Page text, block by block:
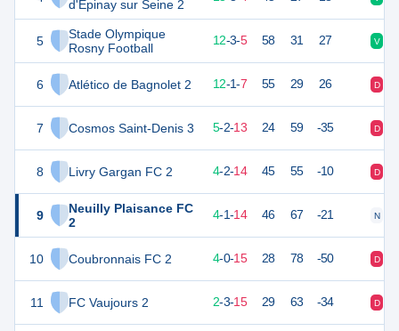
d'Epinay sur Seine 2
5
Stade Olympique
Rosny Football
6 Atlético de Bagnolet 2
7 Cosmos Saint-Denis 3
8 Livry Gargan FC 2
9
Neuilly Plaisance FC
2
10 Coubronnais FC 2
11 FC Vaujours 2
38 12-3-5 58 31 27 V
36 20 12-1-7 55 29 26 D
16 20 5-2-13 24 59 -35 D
14 4-2-14 45 55 -10 D
13 19 4-1-14 46 67 -21 N
11 4-0-15 28 78 -50 D
2-3-15 29 63 -34 D